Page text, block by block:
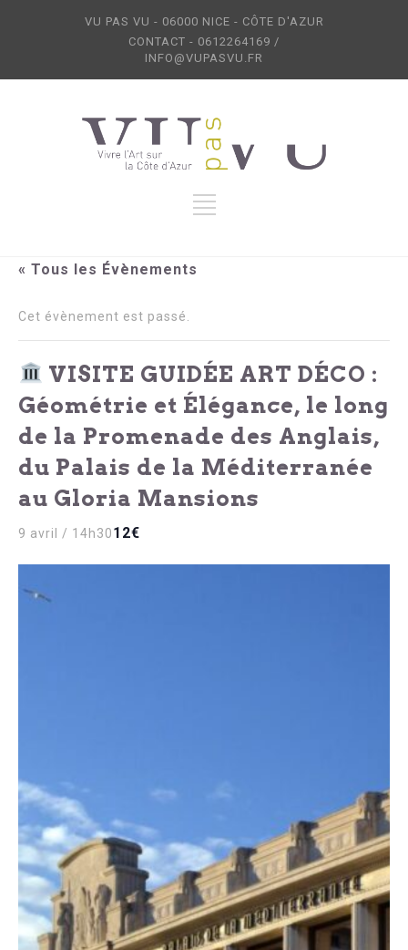
VU PAS VU - 06000 NICE - CÔTE D'AZUR
CONTACT - 0612264169 /
INFO@VUPASVU.FR
« Tous les Évènements
Cet évènement est passé.
VISITE GUIDÉE ART DÉCO :
Géométrie et Élégance, le long
de la Promenade des Anglais,
du Palais de la Méditerranée
au Gloria Mansions
9 avril / 14h3012€